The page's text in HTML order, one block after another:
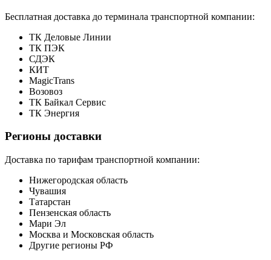
Бесплатная доставка до терминала транспортной компании:
ТК Деловые Линии
ТК ПЭК
СДЭК
КИТ
MagicTrans
Возовоз
ТК Байкал Сервис
ТК Энергия
Регионы доставки
Доставка по тарифам транспортной компании:
Нижегородская область
Чувашия
Татарстан
Пензенская область
Мари Эл
Москва и Московская область
Другие регионы РФ